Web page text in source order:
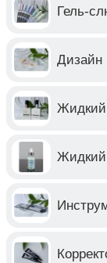
Гель-
Дизайн
Жидкий